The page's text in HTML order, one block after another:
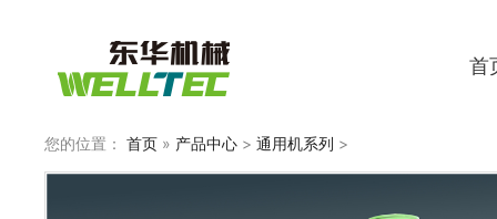
首
您的位置： 首页 » 产品中心 >通用机系列 >